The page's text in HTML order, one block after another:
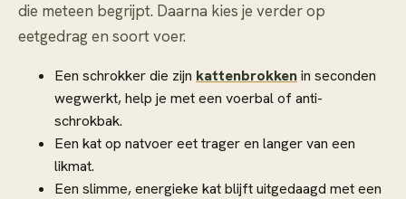
die meteen begrijpt. Daarna kies je verder op
eetgedrag en soort voer.
Een schrokker die zijn kattenbrokkenin seconden
wegwerkt, help je met een voerbal of anti-
schrokbak.
Een kat op natvoer eet trager en langer van een
likmat.
Een slimme, energieke kat blijft uitgedaagd met een